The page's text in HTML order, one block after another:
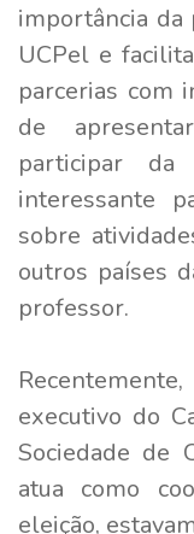
importância da
UCPel e
parcerias com
de
participar
interessante
sobre
outros países
professor.
executivo do
Sociedade de
atua como
eleição,